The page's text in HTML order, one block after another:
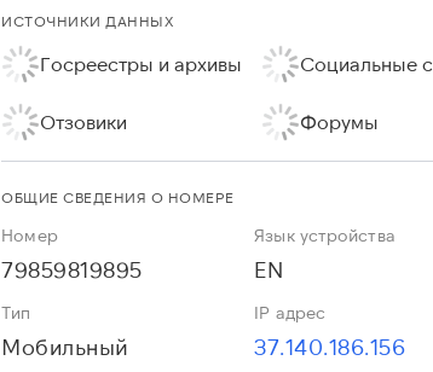
ИСТОЧНИКИ ДАННЫХ
Госреестры и архивы Социальные
Отзовики Форумы
ОБЩИЕ СВЕДЕНИЯ О НОМЕРЕ
Номер
79859819895
Язык устройства
EN
Тип
Мобильный
IP адрес
37.140.186.156